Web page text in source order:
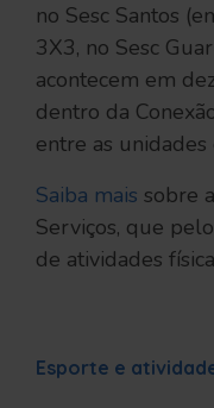
no Sesc Santos
3X3, no Sesc
acontecem em
dentro da
entre as
Saiba mais sobre
Serviços, que
de atividades
Esporte e